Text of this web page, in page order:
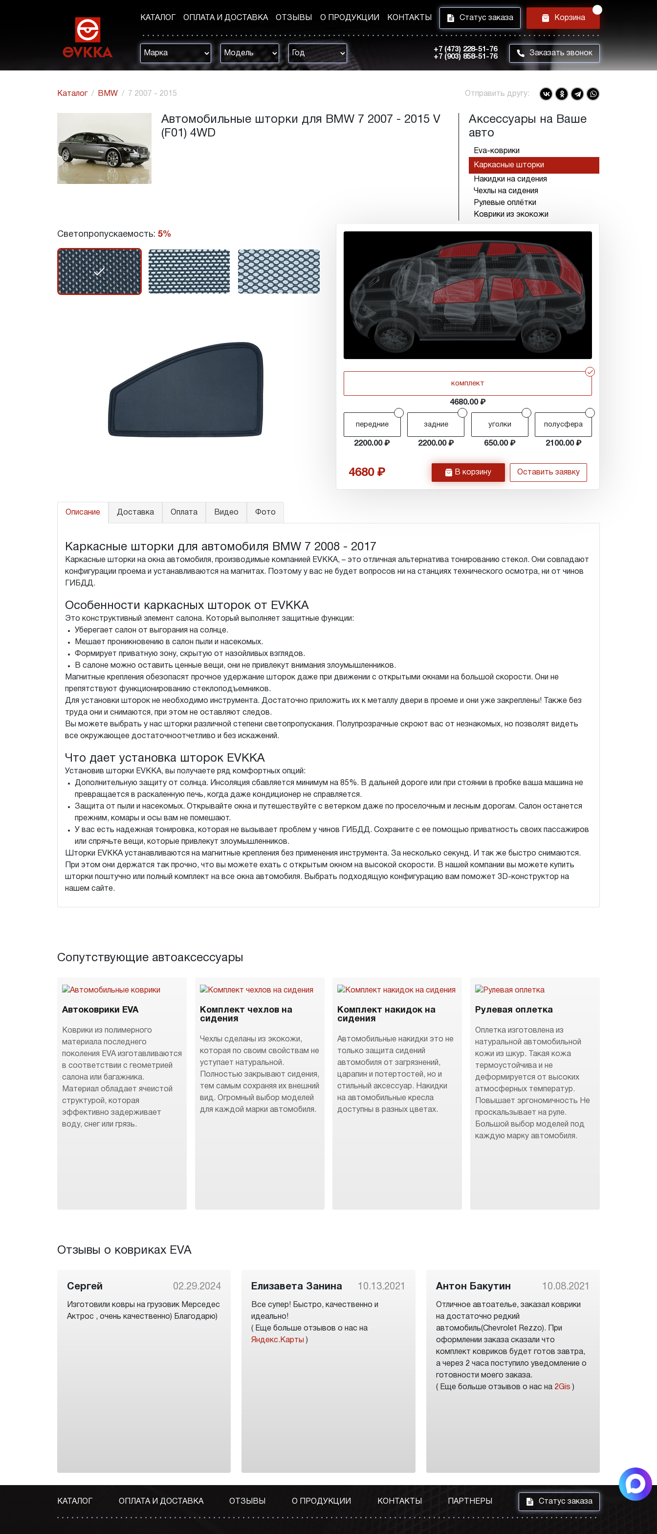
КАТАЛОГ ОПЛАТА И ДОСТАВКА ОТЗЫВЫ О ПРОДУКЦИИ КОНТАКТЫ i Статус заказа h Корзина
+7 (473) 228-51-76
+7 (903) 858-51-76
m Заказать звонок
Каталог BMW 7 2007 - 2015 Отправить другу:
Автомобильные шторки для BMW 7 2007 - 2015 V
(F01) 4WD
Аксессуары на Ваше
авто
Eva-коврики
Каркасные шторки
Накидки на сидения
Чехлы на сидения
Рулевые оплётки
Коврики из экокожи
Светопропускаемость: 5%
r
r
комплект
4680.00
передние
2200.00
задние
2200.00
уголки
650.00
полусфера
2100.00
4680 h В корзину Оставить заявку
Описание Доставка Оплата Видео Фото
Каркасные шторки для автомобиля BMW 7 2008 - 2017
Каркасные шторки на окна автомобиля, производимые компанией EVKKA, – это отличная альтернатива тонированию стекол. Они совпадают
конфигурации проема и устанавливаются на магнитах. Поэтому у вас не будет вопросов ни на станциях технического осмотра, ни от чинов
ГИБДД.
Особенности каркасных шторок от EVKKA
Это конструктивный элемент салона. Который выполняет защитные функции:
Уберегает салон от выгорания на солнце.
Мешает проникновению в салон пыли и насекомых.
Формирует приватную зону, скрытую от назойливых взглядов.
В салоне можно оставить ценные вещи, они не привлекут внимания злоумышленников.
Магнитные крепления обезопасят прочное удержание шторок даже при движении с открытыми окнами на большой скорости. Они не
препятствуют функционированию стеклоподъемников.
Для установки шторок не необходимо инструмента. Достаточно приложить их к металлу двери в проеме и они уже закреплены! Также без
труда они и снимаются, при этом не оставляют следов.
Вы можете выбрать у нас шторки различной степени светопропускания. Полупрозрачные скроют вас от незнакомых, но позволят видеть
все окружающее достаточноотчетливо и без искажений.
Что дает установка шторок EVKKA
Установив шторки EVKKA, вы получаете ряд комфортных опций:
Дополнительную защиту от солнца. Инсоляция сбавляется минимум на 85%. В дальней дороге или при стоянии в пробке ваша машина не
превращается в раскаленную печь, когда даже кондиционер не справляется.
Защита от пыли и насекомых. Открывайте окна и путешествуйте с ветерком даже по проселочным и лесным дорогам. Салон останется
прежним, комары и осы вам не помешают.
У вас есть надежная тонировка, которая не вызывает проблем у чинов ГИБДД. Сохраните с ее помощью приватность своих пассажиров
или спрячьте вещи, которые привлекут злоумышленников.
Шторки EVKKA устанавливаются на магнитные крепления без применения инструмента. За несколько секунд. И так же быстро снимаются.
При этом они держатся так прочно, что вы можете ехать с открытым окном на высокой скорости. В нашей компании вы можете купить
шторки поштучно или полный комплект на все окна автомобиля. Выбрать подходящую конфигурацию вам поможет 3D-конструктор на
нашем сайте.
Сопутствующие автоаксессуары
Автоковрики EVA
Коврики из полимерного
материала последнего
поколения EVA изготавливаются
в соответствии с геометрией
салона или багажника.
Материал обладает ячеистой
структурой, которая
эффективно задерживает
воду, снег или грязь.
Комплект чехлов на
сидения
Чехлы сделаны из экокожи,
которая по своим свойствам не
уступает натуральной.
Полностью закрывают сидения,
тем самым сохраняя их внешний
вид. Огромный выбор моделей
для каждой марки автомобиля.
Комплект накидок на
сидения
Автомобильные накидки это не
только защита сидений
автомобиля от загрязнений,
царапин и потертостей, но и
стильный аксессуар. Накидки
на автомобильные кресла
доступны в разных цветах.
Рулевая оплетка
Оплетка изготовлена из
натуральной автомобильной
кожи из шкур. Такая кожа
термоустойчива и не
деформируется от высоких
атмосферных температур.
Повышает эргономичность Не
проскальзывает на руле.
Большой выбор моделей под
каждую марку автомобиля.
Отзывы о ковриках EVA
Сергей 02.29.2024
Изготовили ковры на грузовик Мерседес
Актрос , очень качественно) Благодарю)
Елизавета Занина 10.13.2021
Все супер! Быстро, качественно и
идеально!
( Еще больше отзывов о нас на
Яндекс.Карты
)
Антон Бакутин 10.08.2021
Отличное автоателье, заказал коврики
на достаточно редкий
автомобиль(Chevrolet Rezzo). При
оформлении заказа сказали что
комплект ковриков будет готов завтра,
а через 2 часа поступило уведомление о
готовности моего заказа.
( Еще больше отзывов о нас на 2Gis )
КАТАЛОГ ОПЛАТА И ДОСТАВКА ОТЗЫВЫ О ПРОДУКЦИИ КОНТАКТЫ ПАРТНЕРЫ i Статус заказа